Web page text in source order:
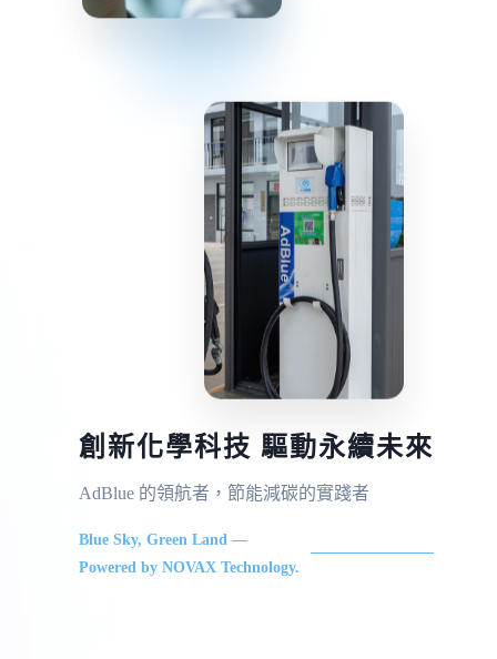
創新化學科技 驅動永續未來
AdBlue 的領航者，節能減碳的實踐者
Blue Sky, Green Land —
Powered by NOVAX Technology.